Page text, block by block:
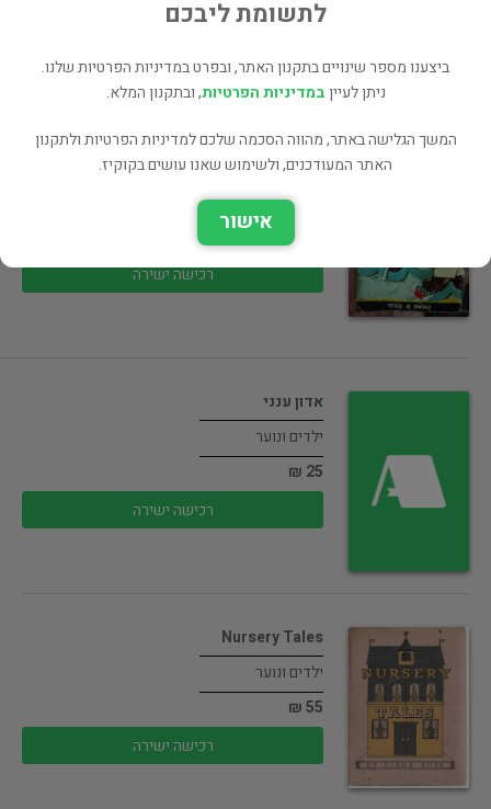
קיקי וקוקו על שפת הים
ילדים ונוער
רכישה ישירה
אדון ענני
ילדים ונוער
25 ₪
רכישה ישירה
Nursery Tales
ילדים ונוער
55 ₪
רכישה ישירה
לתשומת ליבכם
ביצענו מספר שינויים בתקנון האתר, ובפרט במדיניות הפרטיות שלנו.
ניתן לעייןבמדיניות הפרטיות, ובתקנון המלא.
המשך הגלישה באתר, מהווה הסכמה שלכם למדיניות הפרטיות ולתקנון
האתר המעודכנים, ולשימוש שאנו עושים בקוקיז.
אישור